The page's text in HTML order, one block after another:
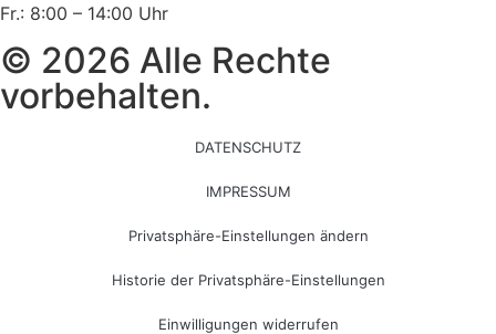
Fr.: 8:00 – 14:00 Uhr
© 2026 Alle Rechte
vorbehalten.
DATENSCHUTZ
IMPRESSUM
Privatsphäre-Einstellungen ändern
Historie der Privatsphäre-Einstellungen
Einwilligungen widerrufen